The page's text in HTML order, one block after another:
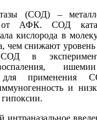
(СОД) –
АФК. СОД
кислорода в
чем снижают
СОД в
для применения
и
гипоксии.